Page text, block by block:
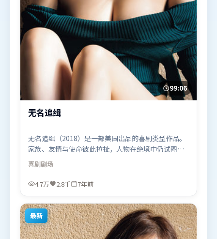
99:06
无名追缉
无名追缉（2018）是一部美国出品的喜剧类型作品。
家族、友情与使命彼此拉扯，人物在绝境中仍试图守
住心中微光。叙事线索多线并进，最终在关键节点收
束。由克里斯托弗·诺兰执导，周冬雨、易烊千玺、
苍井优，迪皮卡·帕度柯妮、廖凡等联袂出演。影片
合喜欢喜剧题材的观众观看。
喜剧剧场
4.7万 2.8千 7年前
最新